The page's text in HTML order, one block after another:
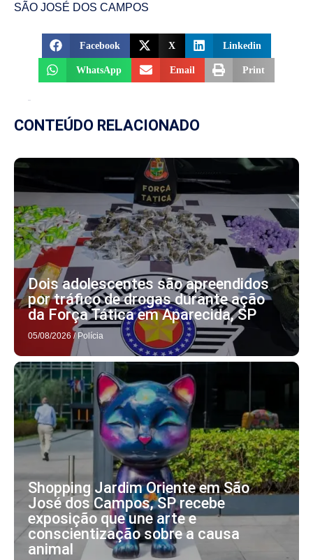
SÃO JOSÉ DOS CAMPOS
Facebook X Linkedin
WhatsApp Email Print
CONTEÚDO RELACIONADO
Dois adolescentes são apreendidos
por tráfico de drogas durante ação
da Força Tática em Aparecida, SP
05/08/2026 / Polícia
Shopping Jardim Oriente em São
José dos Campos, SP recebe
exposição que une arte e
conscientização sobre a causa
animal